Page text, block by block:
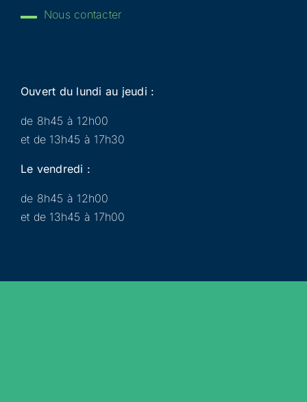
Nous contacter
Ouvert du lundi au jeudi :
de 8h45 à 12h00
et de 13h45 à 17h30
Le vendredi :
de 8h45 à 12h00
et de 13h45 à 17h00